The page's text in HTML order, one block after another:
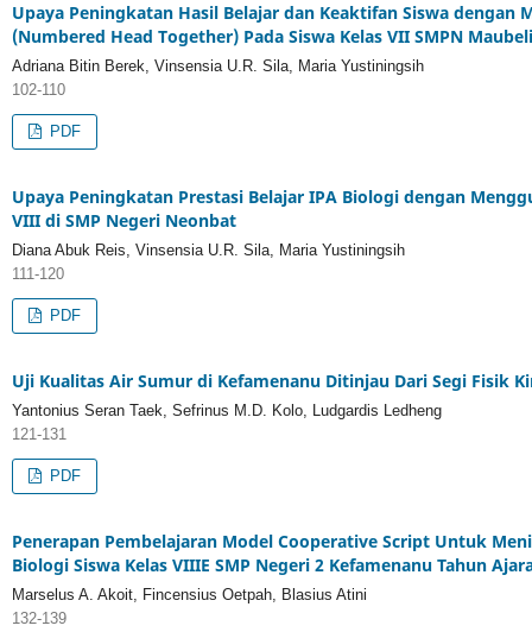
Upaya Peningkatan Hasil Belajar dan Keaktifan Siswa dengan
(Numbered Head Together) Pada Siswa Kelas VII SMPN Maubeli
Adriana Bitin Berek, Vinsensia U.R. Sila, Maria Yustiningsih
102-110
PDF
Upaya Peningkatan Prestasi Belajar IPA Biologi dengan
VIII di SMP Negeri Neonbat
Diana Abuk Reis, Vinsensia U.R. Sila, Maria Yustiningsih
111-120
PDF
Uji Kualitas Air Sumur di Kefamenanu Ditinjau Dari Segi Fisik
Yantonius Seran Taek, Sefrinus M.D. Kolo, Ludgardis Ledheng
121-131
PDF
Penerapan Pembelajaran Model Cooperative Script Untuk
Biologi Siswa Kelas VIIIE SMP Negeri 2 Kefamenanu Tahun
Marselus A. Akoit, Fincensius Oetpah, Blasius Atini
132-139